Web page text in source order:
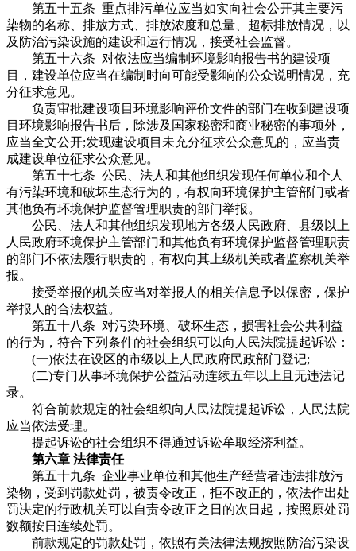
第五十五条 重点排污单位应当如实向社会公开其主要污
染物的名称、排放方式、排放浓度和总量、超标排放情况，以
及防治污染设施的建设和运行情况，接受社会监督。
第五十六条 对依法应当编制环境影响报告书的建设项
目，建设单位应当在编制时向可能受影响的公众说明情况，充
分征求意见。
负责审批建设项目环境影响评价文件的部门在收到建设项
目环境影响报告书后，除涉及国家秘密和商业秘密的事项外，
应当全文公开;发现建设项目未充分征求公众意见的，应当责
成建设单位征求公众意见。
第五十七条 公民、法人和其他组织发现任何单位和个人
有污染环境和破坏生态行为的，有权向环境保护主管部门或者
其他负有环境保护监督管理职责的部门举报。
公民、法人和其他组织发现地方各级人民政府、县级以上
人民政府环境保护主管部门和其他负有环境保护监督管理职责
的部门不依法履行职责的，有权向其上级机关或者监察机关举
报。
接受举报的机关应当对举报人的相关信息予以保密，保护
举报人的合法权益。
第五十八条 对污染环境、破坏生态，损害社会公共利益
的行为，符合下列条件的社会组织可以向人民法院提起诉讼：
(一)依法在设区的市级以上人民政府民政部门登记;
(二)专门从事环境保护公益活动连续五年以上且无违法记
录。
符合前款规定的社会组织向人民法院提起诉讼，人民法院
应当依法受理。
提起诉讼的社会组织不得通过诉讼牟取经济利益。
第六章 法律责任
第五十九条 企业事业单位和其他生产经营者违法排放污
染物，受到罚款处罚，被责令改正，拒不改正的，依法作出处
罚决定的行政机关可以自责令改正之日的次日起，按照原处罚
数额按日连续处罚。
前款规定的罚款处罚，依照有关法律法规按照防治污染设